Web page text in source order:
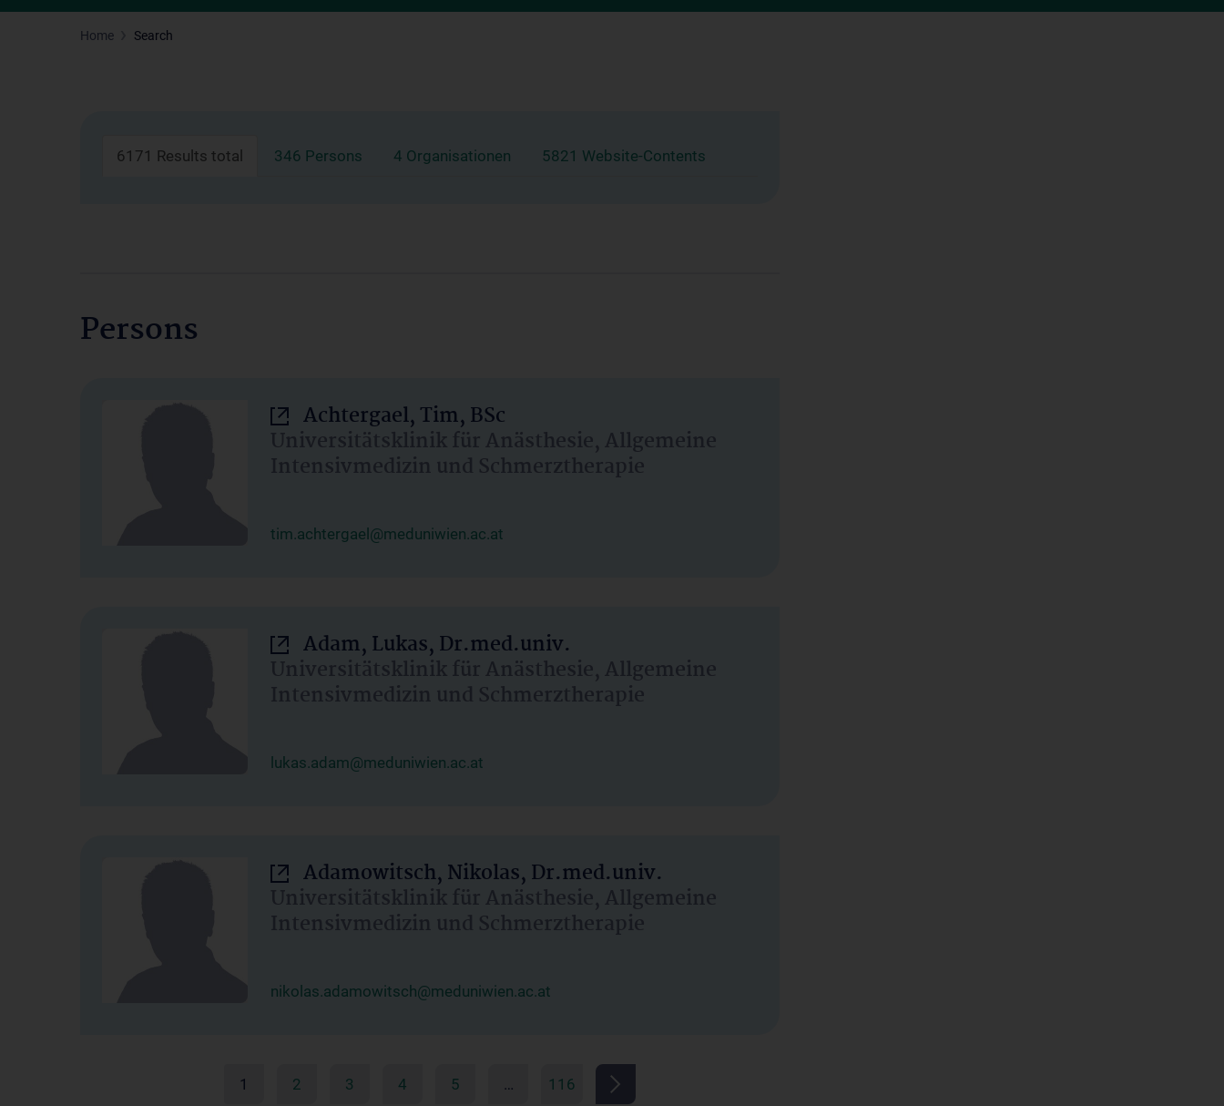
Home Search
6171 Results total 346 Persons 4 Organisationen 5821 Website-Contents
Persons
Achtergael, Tim, BSc
Universitätsklinik für Anästhesie, Allgemeine
Intensivmedizin und Schmerztherapie
tim.achtergael@meduniwien.ac.at
Adam, Lukas, Dr.med.univ.
Universitätsklinik für Anästhesie, Allgemeine
Intensivmedizin und Schmerztherapie
lukas.adam@meduniwien.ac.at
Adamowitsch, Nikolas, Dr.med.univ.
Universitätsklinik für Anästhesie, Allgemeine
Intensivmedizin und Schmerztherapie
nikolas.adamowitsch@meduniwien.ac.at
1 2 3 4 5 … 116